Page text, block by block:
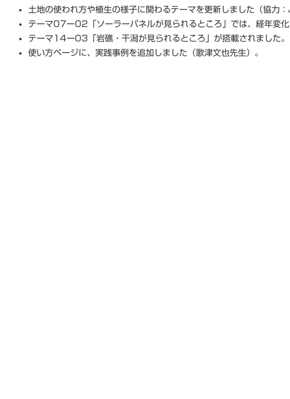
土地の使われ方や植生の様子に関わるテーマを更新しました（協力
テーマ07ー02「ソーラーパネルが見られるところ」では、経年変化
テーマ14ー03「岩礁・干潟が見られるところ」が搭載されました。
使い方ページに、実践事例を追加しました（歌津文也先生）。